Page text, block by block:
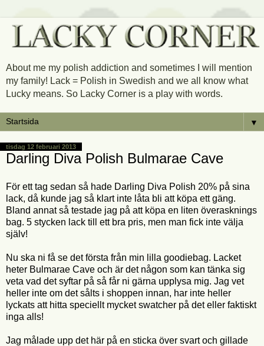
About me my polish addiction and sometimes I will mention
my family! Lack = Polish in Swedish and we all know what
Lucky means. So Lacky Corner is a play with words.
▼
tisdag 12 februari 2013
Darling Diva Polish Bulmarae Cave
För ett tag sedan så hade Darling Diva Polish 20% på sina
lack, då kunde jag så klart inte låta bli att köpa ett gäng.
Bland annat så testade jag på att köpa en liten överasknings
bag. 5 stycken lack till ett bra pris, men man fick inte välja
själv!
Nu ska ni få se det första från min lilla goodiebag. Lacket
heter Bulmarae Cave och är det någon som kan tänka sig
veta vad det syftar på så får ni gärna upplysa mig. Jag vet
heller inte om det sålts i shoppen innan, har inte heller
lyckats att hitta speciellt mycket swatcher på det eller faktiskt
inga alls!
Jag målade upp det här på en sticka över svart och gillade